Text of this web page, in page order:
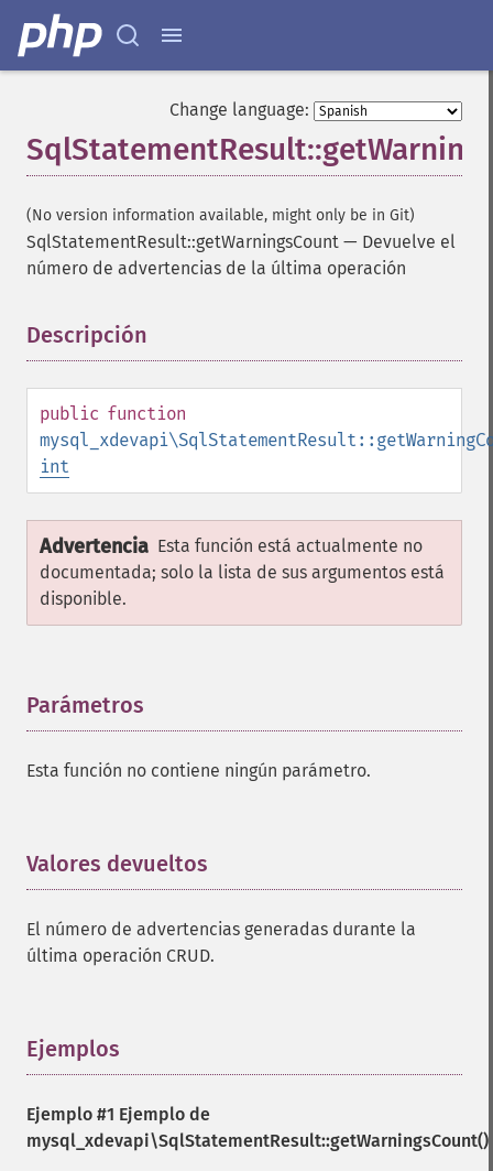
Change language:
(No version information available, might only be in Git)
SqlStatementResult::getWarningsCount — Devuelve el
número de advertencias de la última operación
Descripción
public function
int
Advertencia Esta función está actualmente no
documentada; solo la lista de sus argumentos está
disponible.
Parámetros
Esta función no contiene ningún parámetro.
Valores devueltos
El número de advertencias generadas durante la
última operación CRUD.
Ejemplos
Ejemplo #1 Ejemplo de
mysql_xdevapi\SqlStatementResult::getWarningsCount()